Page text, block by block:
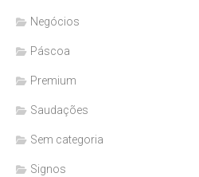
Negócios
Páscoa
Premium
Saudações
Sem categoria
Signos